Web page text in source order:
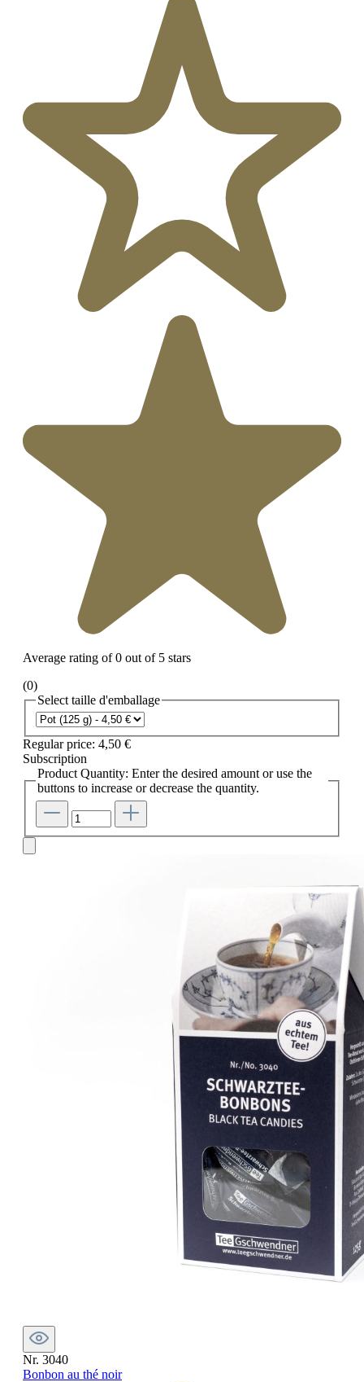
Average rating of 0 out of 5 stars
(0)
Select taille d'emballage
Regular price: 4,50 €
Subscription
Product Quantity: Enter the desired amount or use the
buttons to increase or decrease the quantity.
Nr. 3040
Bonbon au thé noir